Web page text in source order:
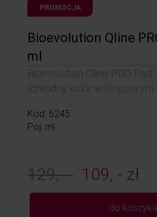
PROMOCJA
Bioevolution Qline
ml
Bioevolution Qline PRO Red
(chłodny kolor w brązowym
Kod: 6245
Poj: ml
129, - 109, - zł
do koszyka